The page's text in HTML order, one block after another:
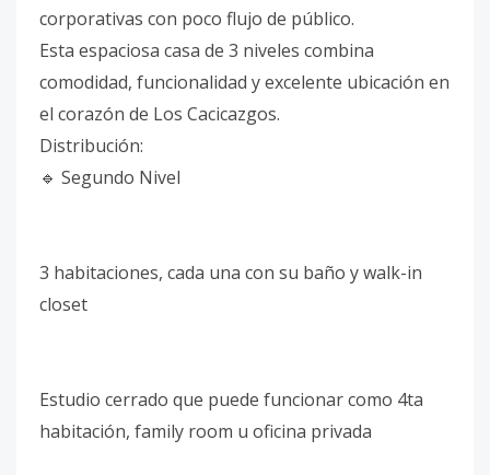
corporativas con poco flujo de público.
Esta espaciosa casa de 3 niveles combina
comodidad, funcionalidad y excelente ubicación en
el corazón de Los Cacicazgos.
Distribución:
🔹 Segundo Nivel
3 habitaciones, cada una con su baño y walk-in
closet
Estudio cerrado que puede funcionar como 4ta
habitación, family room u oficina privada